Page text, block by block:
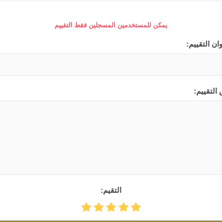
يمكن للمستخدمين المسجلين فقط التقييم
التقييم:
التقيم: